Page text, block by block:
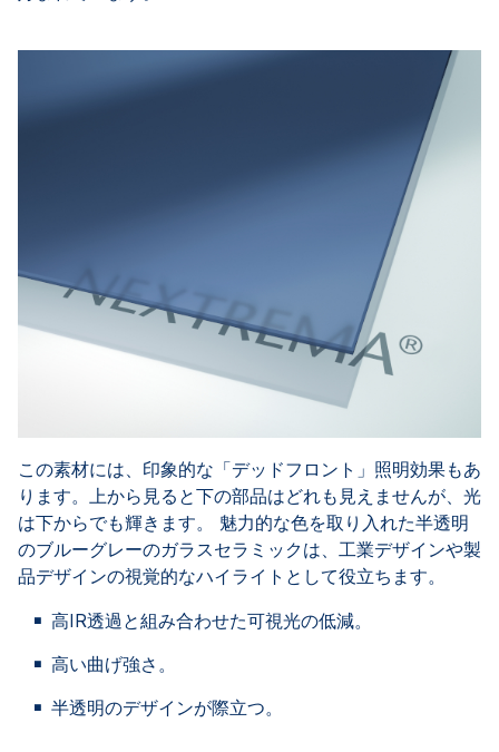
この素材には、印象的な「デッドフロント」照明効果もあ
ります。上から見ると下の部品はどれも見えませんが、光
は下からでも輝きます。 魅力的な色を取り入れた半透明
のブルーグレーのガラスセラミックは、工業デザインや製
品デザインの視覚的なハイライトとして役立ちます。
高IR透過と組み合わせた可視光の低減。
高い曲げ強さ。
半透明のデザインが際立つ。